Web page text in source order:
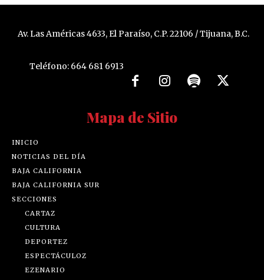
Av. Las Américas 4633, El Paraíso, C.P. 22106 / Tijuana, B.C.
Teléfono: 664 681 6913
Mapa de Sitio
INICIO
NOTICIAS DEL DÍA
BAJA CALIFORNIA
BAJA CALIFORNIA SUR
SECCIONES
CARTAZ
CULTURA
DEPORTEZ
ESPECTÁCULOZ
EZENARIO